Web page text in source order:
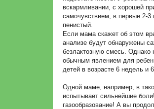
вскармливании, с хорошей
самочувствием, в первые 2-
пенистый.
Если мама скажет об этом
анализе будут обнаружены
безлактозную смесь. Однако
обычным явлением для
детей в возрасте 6 недель и
Одной маме, например, в
испытывает сильнейшие
газообразование! А вы